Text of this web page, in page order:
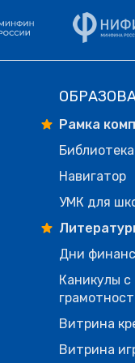
Рамка
Библиотека
Навигатор
УМК для
Дни
Каникулы
Витрина
Витрина